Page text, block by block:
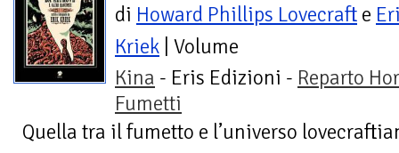
di Howard Phillips Lovecraft e
Kriek | Volume
Kina - Eris Edizioni - Reparto
Fumetti
Quella tra il fumetto e l’universo